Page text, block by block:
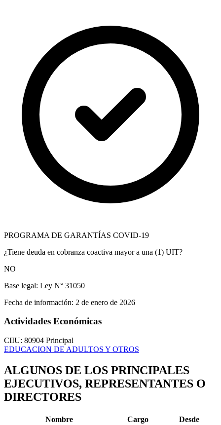
PROGRAMA DE GARANTÍAS COVID-19
¿Tiene deuda en cobranza coactiva mayor a una (1) UIT?
NO
Base legal: Ley N° 31050
Fecha de información: 2 de enero de 2026
Actividades Económicas
CIIU: 80904 Principal
EDUCACION DE ADULTOS Y OTROS
ALGUNOS DE LOS PRINCIPALES
EJECUTIVOS, REPRESENTANTES O
DIRECTORES
Nombre Cargo
Desde